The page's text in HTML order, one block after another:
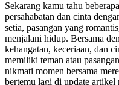
Sekarang kamu tahu
persahabatan dan cinta
setia, pasangan yang
menjalani hidup. Bersama
kehangatan, keceriaan, dan
memiliki teman atau
nikmati momen bersama
bertemu lagi di update artikel